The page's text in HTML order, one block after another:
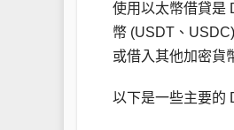
使用以太幣借貸是
幣 (USDT、
或借入其他加密貨
以下是一些主要的